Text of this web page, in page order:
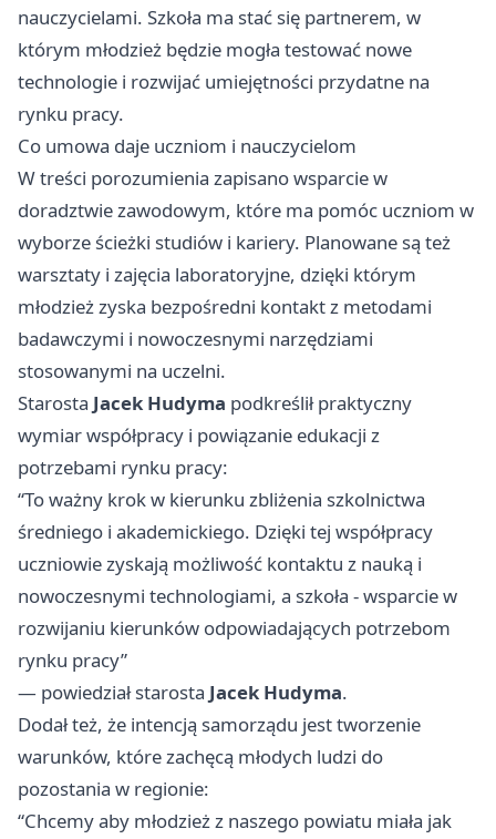
nauczycielami. Szkoła ma stać się partnerem, w
którym młodzież będzie mogła testować nowe
technologie i rozwijać umiejętności przydatne na
rynku pracy.
Co umowa daje uczniom i nauczycielom
W treści porozumienia zapisano wsparcie w
doradztwie zawodowym, które ma pomóc uczniom w
wyborze ścieżki studiów i kariery. Planowane są też
warsztaty i zajęcia laboratoryjne, dzięki którym
młodzież zyska bezpośredni kontakt z metodami
badawczymi i nowoczesnymi narzędziami
stosowanymi na uczelni.
Starosta Jacek Hudyma podkreślił praktyczny
wymiar współpracy i powiązanie edukacji z
potrzebami rynku pracy:
“To ważny krok w kierunku zbliżenia szkolnictwa
średniego i akademickiego. Dzięki tej współpracy
uczniowie zyskają możliwość kontaktu z nauką i
nowoczesnymi technologiami, a szkoła - wsparcie w
rozwijaniu kierunków odpowiadających potrzebom
rynku pracy”
— powiedział starosta Jacek Hudyma.
Dodał też, że intencją samorządu jest tworzenie
warunków, które zachęcą młodych ludzi do
pozostania w regionie:
“Chcemy aby młodzież z naszego powiatu miała jak